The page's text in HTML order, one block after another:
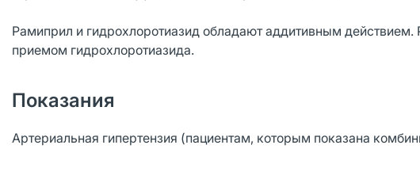
Рамиприл и гидрохлоротиазид обладают аддитивным
приемом гидрохлоротиазида.
Показания
Артериальная гипертензия (пациентам, которым показана